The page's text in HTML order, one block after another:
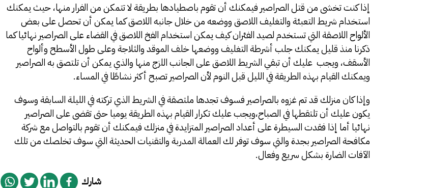
إذا كنت تخشى من قتل الصراصير فيمكنك أن تقوم باصطيادها بطريقة لا تتمكن من الفرار منها، حيث يمكنك
استخدام شريط التعبئة والتغليف اللاصق ووضعه من خلال جانبه اللاصق كما يمكن أن تحصل على بعض
الألواح اللاصقة التي تستخدم لصيد الفئران كيف يمكن استخدام الفخ اللاصق في القضاء على الصراصير نهائيا كما
ذكرنا منذ قليل يمكنك جلب أشرطة التغليف ووضعها خلف الموقد والثلاجة وعلى طول الأسطح وألواح
الأسقف، ويجب عليك أن تبقي الشريط اللاصق على الجانب اللزج منها والذي يمكن أن تلتصق به الصراصير
ويمكنك القيام بهذه الطريقة في الليل قبل النوم لأن الصراصير تصبح أكثر نشاطًا في المساء.
وإذا كان منزلك قد تم غزوه بالصراصير فسوف تجدها ملتصقة في الشريط الذي تركته في الليلة السابقة وسوف
يكون عليك أن تلتقطها في الصباح،ويجب عليك تكرار القيام بهذه الطريقة يوميا حتى تقضى على الصراصير
نهائيا أما إذا فقدت السيطرة على أعداد الصراصير المتزايدة في منزلك فيمكنك أن تقوم بالتواصل معشركة
مكافحة الصراصير بجدةوالتي سوف توفر لك العمالة المدربة والتقنيات الحديثة التي سوف تخلصك من تلك
الآفات الضارة بشكل سريع وفعال.
شارك